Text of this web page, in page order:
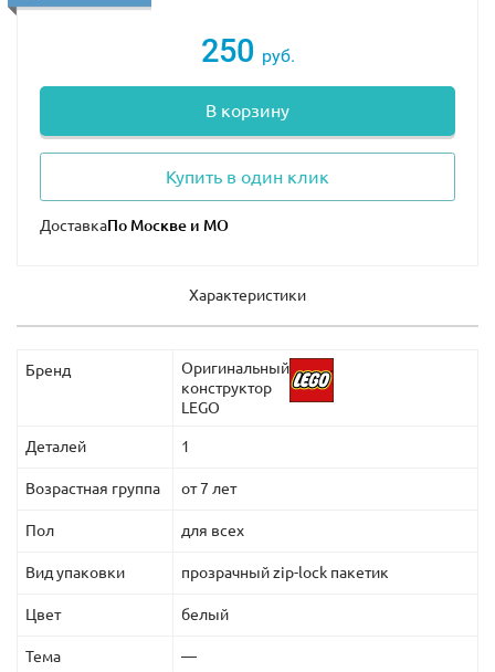
250 руб.
В корзину
Купить в один клик
Доставка
Характеристики
Бренд
Оригинальный
конструктор
LEGO
Деталей 1
Возрастная группа от 7 лет
Пол для всех
Вид упаковки прозрачный zip-lock пакетик
Цвет белый
Тема —